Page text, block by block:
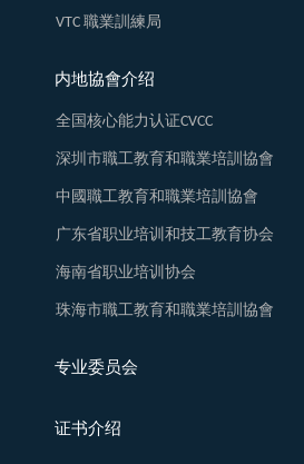
VTC 職業訓練局
内地協會介绍
全国核心能力认证CVCC
深圳市職工教育和職業培訓協會
中國職工教育和職業培訓協會
广东省职业培训和技工教育协会
海南省职业培训协会
珠海市職工教育和職業培訓協會
专业委员会
证书介绍